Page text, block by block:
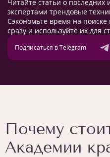
Читайте статьи о последних
экспертами трендовые
Сэкономьте время на
сразу и используйте их для
Подписаться в Telegram
Почему
Академии